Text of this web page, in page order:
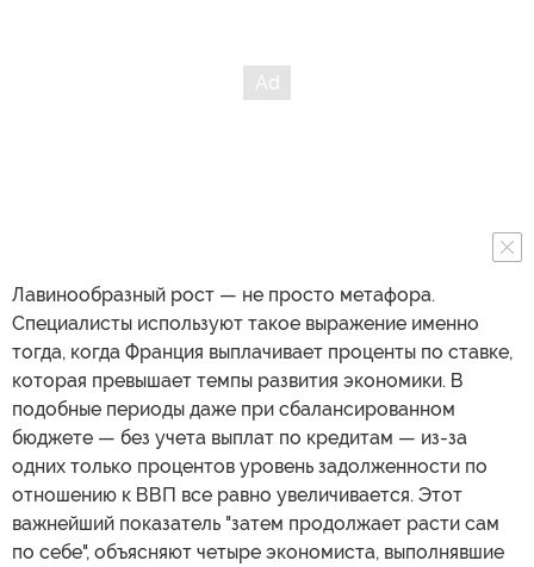
Лавинообразный рост — не просто метафора.
Специалисты используют такое выражение именно
тогда, когда Франция выплачивает проценты по ставке,
которая превышает темпы развития экономики. В
подобные периоды даже при сбалансированном
бюджете — без учета выплат по кредитам — из-за
одних только процентов уровень задолженности по
отношению к ВВП все равно увеличивается. Этот
важнейший показатель "затем продолжает расти сам
по себе", объясняют четыре экономиста, выполнявшие